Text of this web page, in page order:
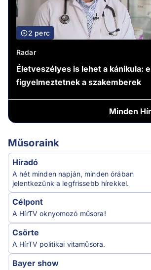
2 perc
Radar
Életveszélyes is lehet a kánikula:
figyelmeztetnek a szakemberek
Minden
Műsoraink
Híradó
A hét minden napján, minden órában
jelentkezünk a legfrissebb hírekkel.
Célpont
A HírTV oknyomozó műsora!
Csörte
A HírTV politikai vitaműsora.
Bayer show